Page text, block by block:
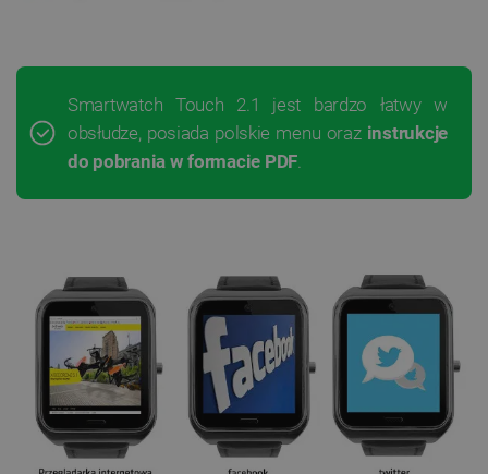
Smartwatch Touch 2.1 jest bardzo łatwy w
obsłudze, posiada polskie menu oraz instrukcje
do pobrania w formacie PDF.